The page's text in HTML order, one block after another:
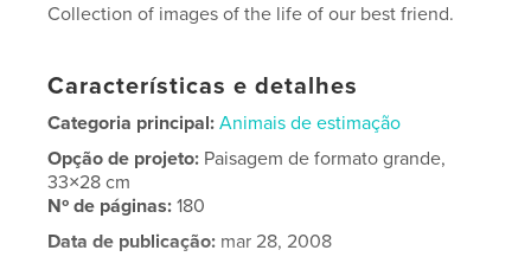
Collection of images of the life of our best friend.
Características e detalhes
Categoria principal: Animais de estimação
Opção de projeto: Paisagem de formato grande,
33×28 cm
Nº de páginas:180
Data de publicação: mar 28, 2008